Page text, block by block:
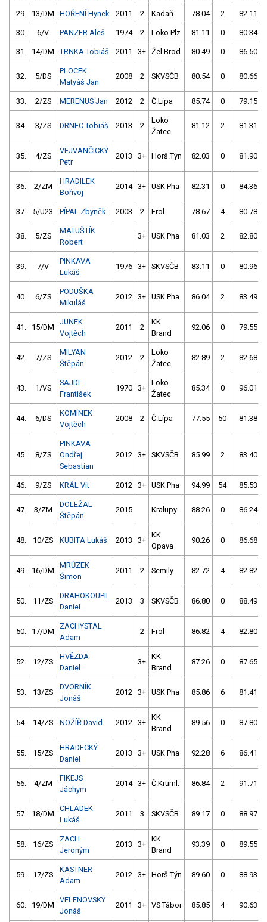
29. 13/DM HOŘENÍ Hynek 2011 2 Kadaň 78.04 2 82.11
30. 6/V PANZER Aleš 1974 2 Loko Plz 81.11 0 80.34
31. 14/DM TRNKA Tobiáš 2011 3+ Žel.Brod 80.49 0 86.50
32. 5/DS
PLOCEK
Matyáš Jan
2008 2 SKVSČB 80.54 0 80.66
33. 2/ZS MERENUS Jan 2012 2 Č.Lípa 85.74 0 79.15
34. 3/ZS DRNEC Tobiáš 2013 2
Loko
Žatec
81.12 2 81.31
35. 4/ZS
VEJVANČICKÝ
Petr
2013 3+ Horš.Týn 82.03 0 81.90
36. 2/ZM
HRADILEK
Bořivoj
2014 3+ USK Pha 82.31 0 84.36
37. 5/U23 PÍPAL Zbyněk 2003 2 Frol 78.67 4 80.78
38. 5/ZS
MATUŠTÍK
Robert
3+ USK Pha 81.03 2 82.80
39. 7/V
PINKAVA
Lukáš
1976 3+ SKVSČB 83.11 0 80.96
40. 6/ZS
PODUŠKA
Mikuláš
2012 3+ USK Pha 86.04 2 83.49
41. 15/DM
JUNEK
Vojtěch
2011 2
KK
Brand
92.06 0 79.55
42. 7/ZS
MILYAN
Štěpán
2012 2
Loko
Žatec
82.89 2 82.68
43. 1/VS
SAJDL
František
1970 3+
Loko
Žatec
85.34 0 96.01
44. 6/DS
KOMÍNEK
Vojtěch
2008 2 Č.Lípa 77.55 50 81.38
45. 8/ZS
PINKAVA
Ondřej
Sebastian
2012 3+ SKVSČB 85.99 2 83.40
46. 9/ZS KRÁL Vít 2012 3+ USK Pha 94.99 54 85.53
47. 3/ZM
DOLEŽAL
Štěpán
2015 Kralupy 88.26 0 86.24
48. 10/ZS KUBITA Lukáš 2013 3+
KK
Opava
90.26 0 86.68
49. 16/DM
MRŮZEK
Šimon
2011 2 Semily 82.72 4 82.82
50. 11/ZS
DRAHOKOUPIL
Daniel
2013 3 SKVSČB 86.80 0 88.49
50. 17/DM
ZACHYSTAL
Adam
2 Frol 86.82 4 82.80
52. 12/ZS
HVĚZDA
Daniel
3+
KK
Brand
87.26 0 87.65
53. 13/ZS
DVORNÍK
Jonáš
2012 3+ USK Pha 85.86 6 81.41
54. 14/ZS NOŽÍŘ David 2012 3+
KK
Brand
89.56 0 87.80
55. 15/ZS
HRADECKÝ
Daniel
2013 3+ USK Pha 92.28 6 86.41
56. 4/ZM
FIKEJS
Jáchym
2014 3+ Č.Kruml. 86.84 2 91.71
57. 18/DM
CHLÁDEK
Lukáš
2011 3 SKVSČB 89.17 0 88.97
58. 16/ZS
ZACH
Jeroným
2013 3+
KK
Brand
93.39 0 89.55
59. 17/ZS
KASTNER
Adam
2012 3+ Horš.Týn 89.60 0 88.93
60. 19/DM
VELENOVSKÝ
Jonáš
2011 3+ VS Tábor 85.85 4 90.63